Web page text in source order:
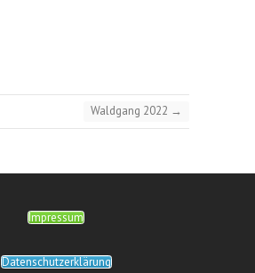
Waldgang 2022 →
Impressum
Datenschutzerklärung